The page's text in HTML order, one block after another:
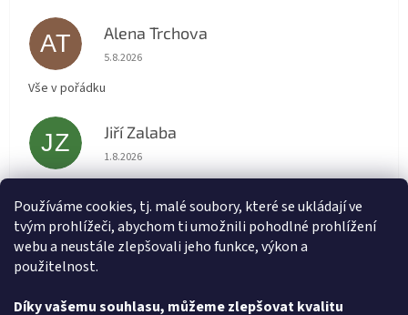
Používáme cookies, tj. malé soubory, které se ukládají ve
tvým prohlížeči, abychom ti umožnili pohodlné prohlížení
webu a neustále zlepšovali jeho funkce, výkon a
použitelnost.
Díky vašemu souhlasu, můžeme zlepšovat kvalitu
AT Alena Trchova
Hodnocení obchodu je 5 z 5 hvězdiček.
5.8.2026
Vše v pořádku
JZ Jiří Zalaba
Hodnocení obchodu je 5 z 5 hvězdiček.
1.8.2026
L Lída
Hodnocení obchodu je 5 z 5 hvězdiček.
31.7.2026